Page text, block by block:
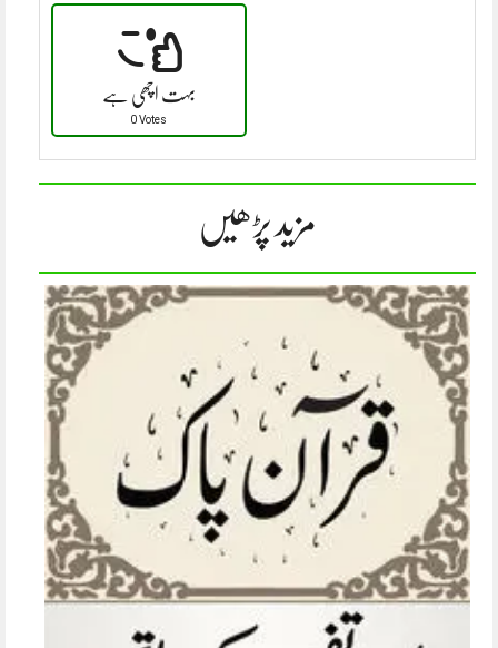
بہت اچھی ہے
0 Votes
مزید پڑھیں